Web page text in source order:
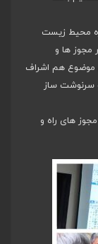
محیط زیست
مجوز ها و
موضوع هم اشراف
سرنوشت ساز
های راه و